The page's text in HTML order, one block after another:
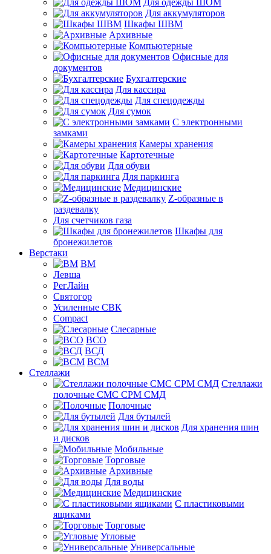
Для одежды ШОМ
Для аккумуляторов
Шкафы ШВМ
Архивные
Компьютерные
Офисные для
документов
Бухгалтерские
Для кассира
Для спецодежды
Для сумок
С электронными
замками
Камеры хранения
Картотечные
Для обуви
Для паркинга
Медицинские
Z-образные в
раздевалку
Для счетчиков газа
Шкафы для
бронежилетов
Верстаки
ВМ
Левша
РегЛайн
Святогор
Усиленные СВК
Compact
Слесарные
ВСО
ВСД
ВСМ
Стеллажи
Стеллажи
полочные СМС СРМ СМД
Полочные
Для бутылей
Для хранения шин
и дисков
Мобильные
Торговые
Архивные
Для воды
Медицинские
С пластиковыми
ящиками
Торговые
Угловые
Универсальные